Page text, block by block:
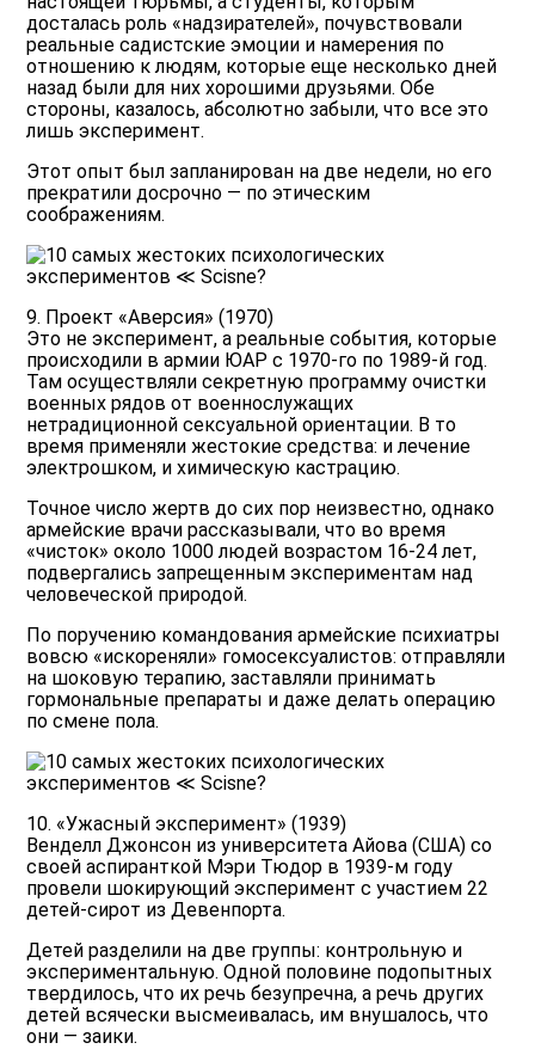
досталась роль «надзирателей», почувствовали
реальные садистские эмоции и намерения по
отношению к людям, которые еще несколько дней
назад были для них хорошими друзьями. Обе
стороны, казалось, абсолютно забыли, что все это
лишь эксперимент.
Этот опыт был запланирован на две недели, но его
прекратили досрочно — по этическим
соображениям.
9. Проект «Аверсия» (1970)
Это не эксперимент, а реальные события, которые
происходили в армии ЮАР с 1970-го по 1989-й год.
Там осуществляли секретную программу очистки
военных рядов от военнослужащих
нетрадиционной сексуальной ориентации. В то
время применяли жестокие средства: и лечение
электрошком, и химическую кастрацию.
Точное число жертв до сих пор неизвестно, однако
армейские врачи рассказывали, что во время
«чисток» около 1000 людей возрастом 16-24 лет,
подвергались запрещенным экспериментам над
человеческой природой.
По поручению командования армейские психиатры
вовсю «искореняли» гомосексуалистов: отправляли
на шоковую терапию, заставляли принимать
гормональные препараты и даже делать операцию
по смене пола.
10. «Ужасный эксперимент» (1939)
Венделл Джонсон из университета Айова (США) со
своей аспиранткой Мэри Тюдор в 1939-м году
провели шокирующий эксперимент с участием 22
детей-сирот из Девенпорта.
Детей разделили на две группы: контрольную и
экспериментальную. Одной половине подопытных
твердилось, что их речь безупречна, а речь других
детей всячески высмеивалась, им внушалось, что
они — заики.